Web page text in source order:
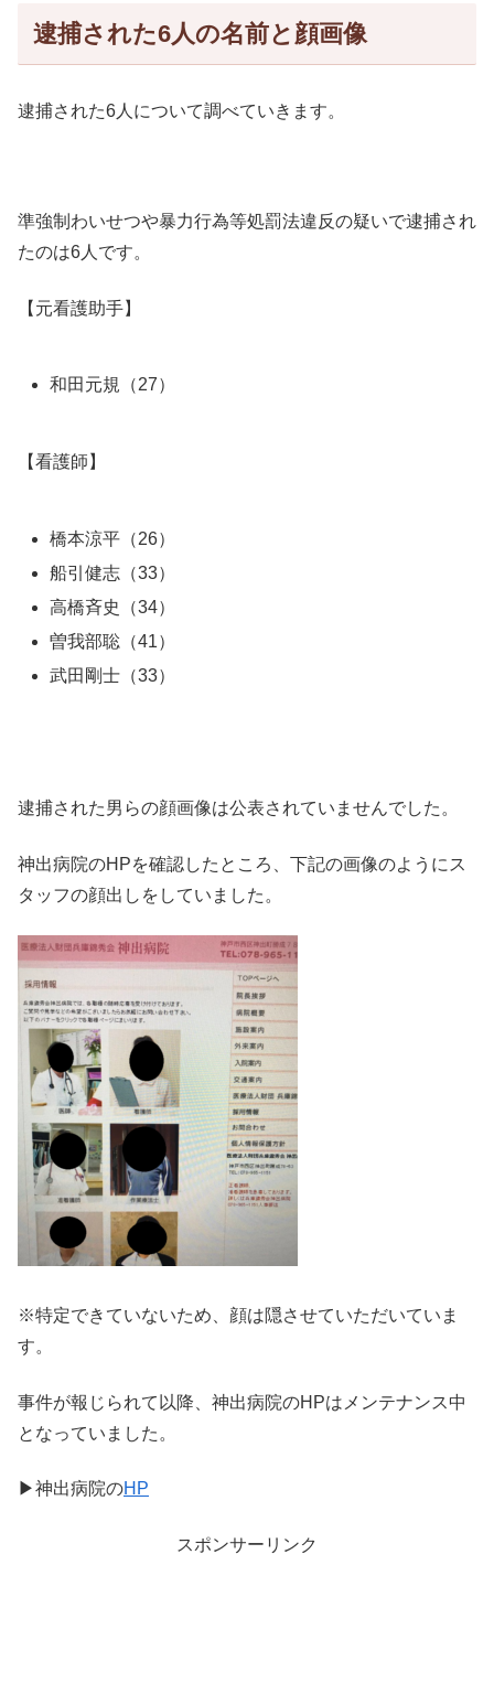
逮捕された6人の名前と顔画像
逮捕された6人について調べていきます。
準強制わいせつや暴力行為等処罰法違反の疑いで逮捕され
たのは6人です。
【元看護助手】
和田元規（27）
【看護師】
橋本涼平（26）
船引健志（33）
高橋斉史（34）
曽我部聡（41）
武田剛士（33）
逮捕された男らの顔画像は公表されていませんでした。
神出病院のHPを確認したところ、下記の画像のようにス
タッフの顔出しをしていました。
※特定できていないため、顔は隠させていただいていま
す。
事件が報じられて以降、神出病院のHPはメンテナンス中
となっていました。
▶神出病院のHP
スポンサーリンク